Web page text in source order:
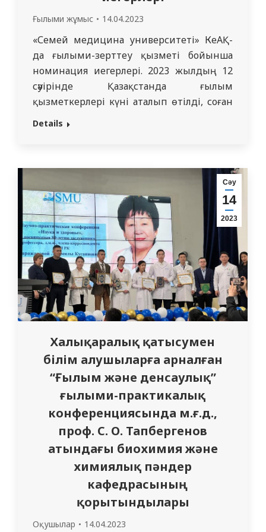
Ғылыми жұмыс 14.04.2023
«Семей медицина университеті» КеАҚ-
да ғылыми-зерттеу қызметі бойынша
номинация иегерлері. 2023 жылдың 12
сәуірінде Қазақстанда ғылым
қызметкерлері күні аталып өтілді, соған
орай «Семей медицина университеті»
нәтижелері шығарылды. Сонымен, 2022
жылғы ғылыми-зерттеу қызметі
рейтингісінің нәтижелері бойынша
«Теориялық кафедраның ең нәтижелі
меңгерушісі» номинациясында ІІ-
дәрежелі дипломмен ҚР еңбек…
Details
Сәу
14
2023
Халықаралық қатысумен
білім алушыларға арналған
“Ғылым және денсаулық”
ғылыми-практикалық
конференциясында м.ғ.д.,
проф. С. О. Тапбергенов
атындағы биохимия және
химиялық пәндер
кафедрасының
қорытындылары
Оқушылар 14.04.2023